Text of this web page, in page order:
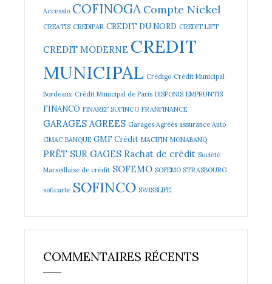
Accessio COFINOGA Compte Nickel
CREATIS CREDIPAR CREDIT DU NORD CREDIT LIFT
CREDIT MODERNE CREDIT
MUNICIPAL Crédigo Crédit Municipal
Bordeaux Crédit Municipal de Paris DISPONIS EMPRUNTIS
FINANCO FINAREF SOFINCO FRANFINANCE
GARAGES AGREES Garages Agréés assurance Auto
GMAC BANQUE GMF Crédit MACIFIN MONABANQ
PRËT SUR GAGES Rachat de crédit Société
Marseillaise de crédit SOFEMO SOFEMO STRASBOURG
soficarte SOFINCO SWISSLIFE
COMMENTAIRES RÉCENTS